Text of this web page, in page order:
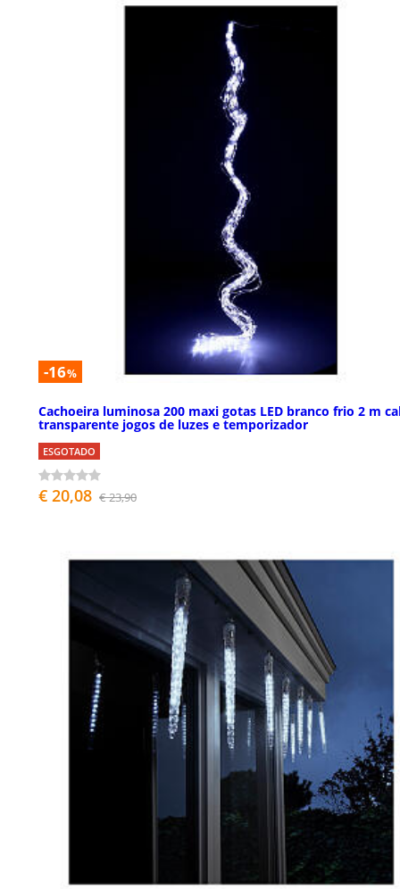
-16%
Cachoeira luminosa 200 maxi gotas LED branco frio 2 m
transparente jogos de luzes e temporizador
ESGOTADO
€ 20,08 € 23,90